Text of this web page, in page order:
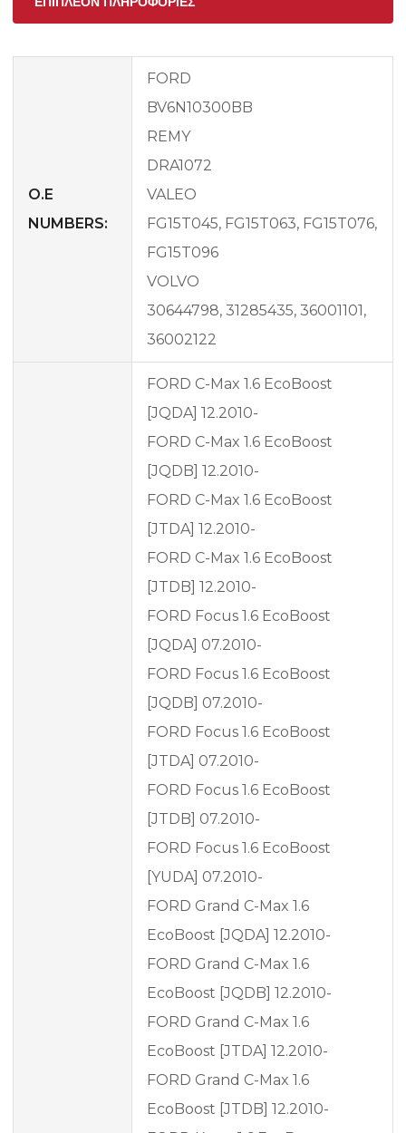
O.E
NUMBERS:
FORD
BV6N10300BB
REMY
DRA1072
VALEO
FG15T045, FG15T063, FG15T076,
FG15T096
VOLVO
30644798, 31285435, 36001101,
36002122
FORD C-Max 1.6 EcoBoost
[JQDA] 12.2010-
FORD C-Max 1.6 EcoBoost
[JQDB] 12.2010-
FORD C-Max 1.6 EcoBoost
[JTDA] 12.2010-
FORD C-Max 1.6 EcoBoost
[JTDB] 12.2010-
FORD Focus 1.6 EcoBoost
[JQDA] 07.2010-
FORD Focus 1.6 EcoBoost
[JQDB] 07.2010-
FORD Focus 1.6 EcoBoost
[JTDA] 07.2010-
FORD Focus 1.6 EcoBoost
[JTDB] 07.2010-
FORD Focus 1.6 EcoBoost
[YUDA] 07.2010-
FORD Grand C-Max 1.6
EcoBoost [JQDA] 12.2010-
FORD Grand C-Max 1.6
EcoBoost [JQDB] 12.2010-
FORD Grand C-Max 1.6
EcoBoost [JTDA] 12.2010-
FORD Grand C-Max 1.6
EcoBoost [JTDB] 12.2010-